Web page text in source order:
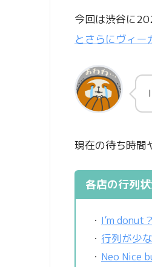
今回は渋谷に
とさらにヴィー
現在の待ち時間
各店の行列
・ I’m donut
・ 行列が少
・ Neo Nice